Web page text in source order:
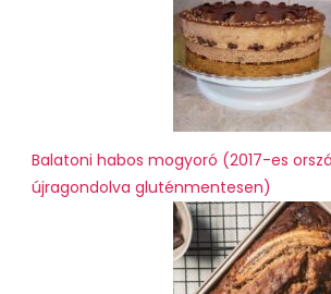
Balatoni habos mogyoró (2017-es
újragondolva gluténmentesen)